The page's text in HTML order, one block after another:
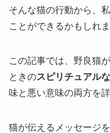
そんな猫の行動から、
ことができるかもしれま
この記事では、野良猫
ときのスピリチュアル
味と悪い意味の両方を
猫が伝えるメッセージ